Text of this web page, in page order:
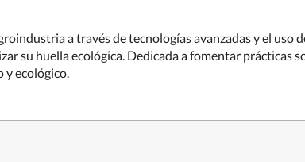
a través de tecnologías avanzadas y el uso
su huella ecológica. Dedicada a fomentar prácticas
y ecológico.